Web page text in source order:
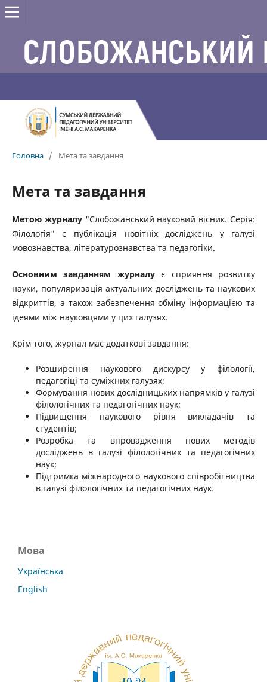
Головна / Мета та завдання
Мета та завдання
Метою журналу"Слобожанський науковий вісник. Серія:
Філологія" є публікація новітніх досліджень у галузі
мовознавства, літературознавства та педагогіки.
Основним завданням журналує сприяння розвитку
науки, популяризація актуальних досліджень та наукових
відкриттів, а також забезпечення обміну інформацією та
ідеями між науковцями у цих галузях.
Крім того, журнал має додаткові завдання:
Розширення наукового дискурсу у філології,
педагогіці та суміжних галузях;
Формування нових дослідницьких напрямків у галузі
філологічних та педагогічних наук;
Підвищення наукового рівня викладачів та
студентів;
Розробка та впровадження нових методів
досліджень в галузі філологічних та педагогічних
наук;
Підтримка міжнародного наукового співробітництва
в галузі філологічних та педагогічних наук.
Мова
Українська
English